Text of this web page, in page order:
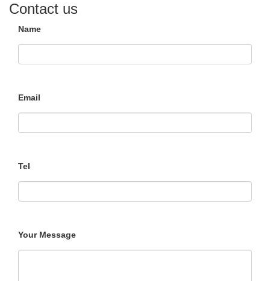
Contact us
Name
Email
Tel
Your Message